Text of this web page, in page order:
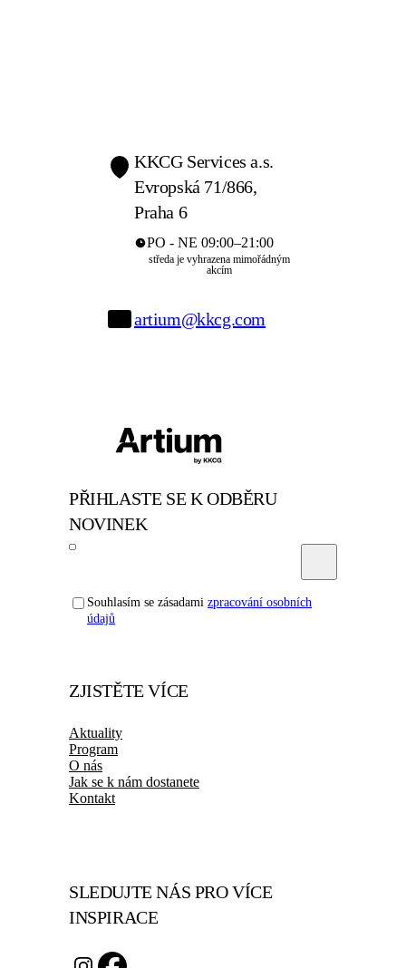
ZJISTĚTE VÍCE
Aktuality
Program
O nás
Jak se k nám dostanete
Kontakt
PŘIHLASTE SE K ODBĚRU
NOVINEK
Souhlasím se zásadami zpracování osobních
údajů
KKCG Services a.s.
Evropská 71/866,
Praha 6
PO - NE 09:00–21:00
středa je vyhrazena mimořádným
akcím
artium@kkcg.com
SLEDUJTE NÁS PRO VÍCE
INSPIRACE